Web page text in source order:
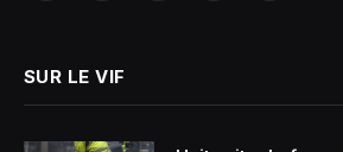
SUR LE VIF